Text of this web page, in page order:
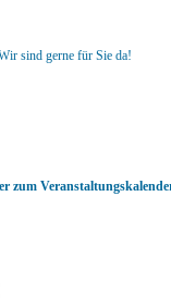
sind gerne für Sie da!
zum